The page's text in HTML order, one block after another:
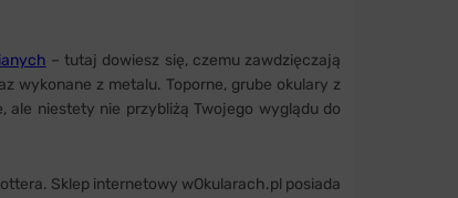
– tutaj dowiesz się, czemu zawdzięczają
wykonane z metalu. Toporne, grube okulary z
ale niestety nie przybliżą Twojego wyglądu do
Sklep internetowy wOkularach.pl posiada